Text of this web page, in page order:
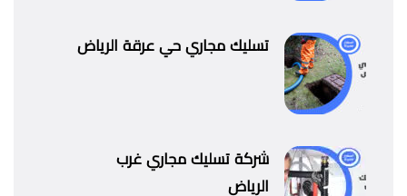
تسليك مجاري حي عرقة الرياض
شركة تسليك مجاري غرب
الرياض